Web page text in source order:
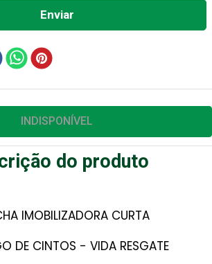
INDISPONÍVEL
do produto
IMOBILIZADORA CURTA
DE CINTOS - VIDA RESGATE